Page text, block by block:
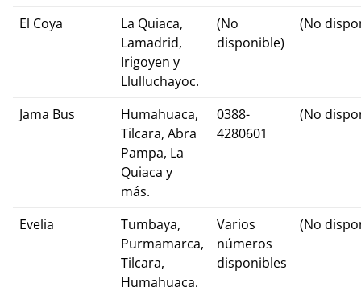
El Coya
La Quiaca,
Lamadrid,
Irigoyen y
Llulluchayoc.
(No
disponible)
(No
Jama Bus
Humahuaca,
Tilcara, Abra
Pampa, La
Quiaca y
más.
0388-
4280601
(No
Evelia
Tumbaya,
Purmamarca,
Tilcara,
Humahuaca,
Varios
números
disponibles
(No